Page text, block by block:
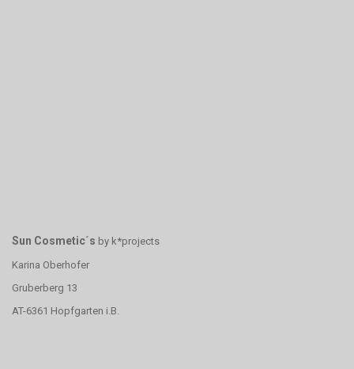
Sun Cosmetic´s by k*projects
Karina Oberhofer
Gruberberg 13
AT-6361 Hopfgarten i.B.